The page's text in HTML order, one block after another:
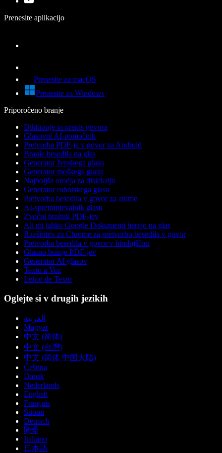
Prenesite aplikacijo
Prenesite za macOS
Prenesite za Windows
Priporočeno branje
Diktiranje in prepis govora
Glasovni AI-pomočnik
Pretvorba PDF-ja v govor za Android
Branje besedila na glas
Generator ženskega glasu
Generator moškega glasu
Najboljša orodja za disleksijo
Generator robotskega glasu
Pretvorba besedila v govor za anime
AI-spreminjevalnik glasu
Zvočni bralnik PDF-jev
Ali mi lahko Google Dokumenti berejo na glas
Razširitev za Chrome za pretvorbo besedila v govor
Pretvorba besedila v govor v hindujščini
Glasno branje PDF-jev
Generator AI glasov
Texto a Voz
Leitor de Texto
Oglejte si v drugih jezikih
العربية
Magyar
中文 (简体)
中文 (台灣)
中文 (简体 中国大陆)
Čeština
Dansk
Nederlands
English
Français
Suomi
Deutsch
हिन्दी
Italiano
日本語